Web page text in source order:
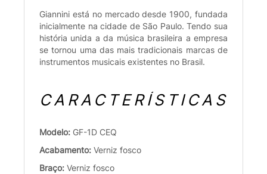
Giannini está no mercado desde 1900, fundada
inicialmente na cidade de São Paulo. Tendo sua
história unida a da música brasileira a empresa
se tornou uma das mais tradicionais marcas de
instrumentos musicais existentes no Brasil.
CARACTERÍSTICAS
Modelo: GF-1D CEQ
Acabamento: Verniz fosco
Braço: Verniz fosco